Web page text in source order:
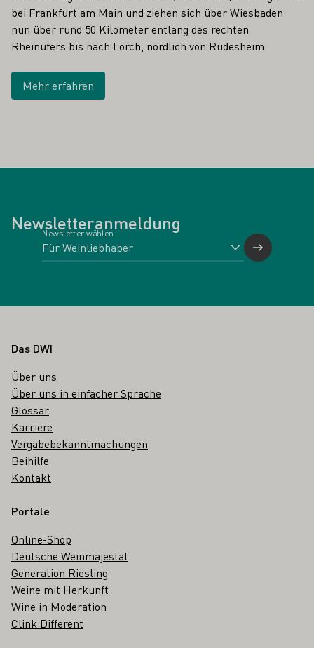
bei Frankfurt am Main und ziehen sich über Wiesbaden
nun über rund 50 Kilometer entlang des rechten
Rheinufers bis nach Lorch, nördlich von Rüdesheim.
Mehr erfahren
Newsletteranmeldung
Newsletter wählen
Fußbereich
Das DWI
Über uns
Über uns in einfacher Sprache
Glossar
Karriere
Vergabebekanntmachungen
Beihilfe
Kontakt
Portale
Online-Shop
Deutsche Weinmajestät
Generation Riesling
Weine mit Herkunft
Wine in Moderation
Clink Different